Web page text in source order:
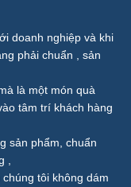
doanh nghiệp và khi
phải chuẩn , sản
là một món quà
tâm trí khách hàng
sản phẩm, chuẩn
tôi không dám